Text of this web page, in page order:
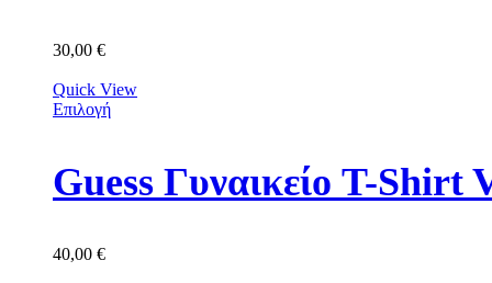
30,00 €
Quick View
Επιλογή
Guess Γυναικείο T-
40,00 €